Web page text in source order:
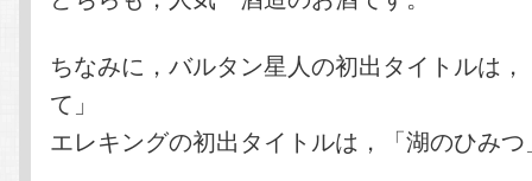
ちなみに，バルタン星人の初出タイトルは
て」
エレキングの初出タイトルは，「湖のひみ